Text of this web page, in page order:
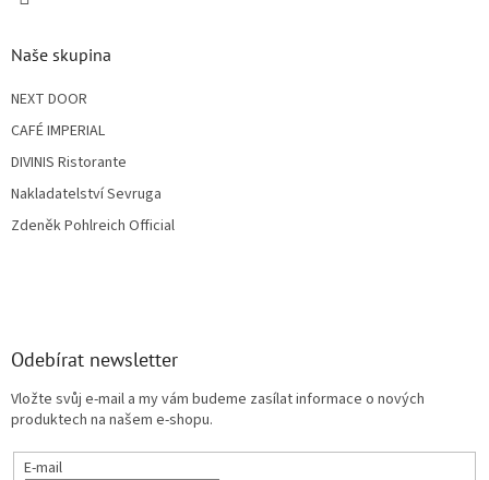
Naše skupina
NEXT DOOR
CAFÉ IMPERIAL
DIVINIS Ristorante
Nakladatelství Sevruga
Zdeněk Pohlreich Official
Odebírat newsletter
Vložte svůj e-mail a my vám budeme zasílat informace o nových
produktech na našem e-shopu.
E-mail